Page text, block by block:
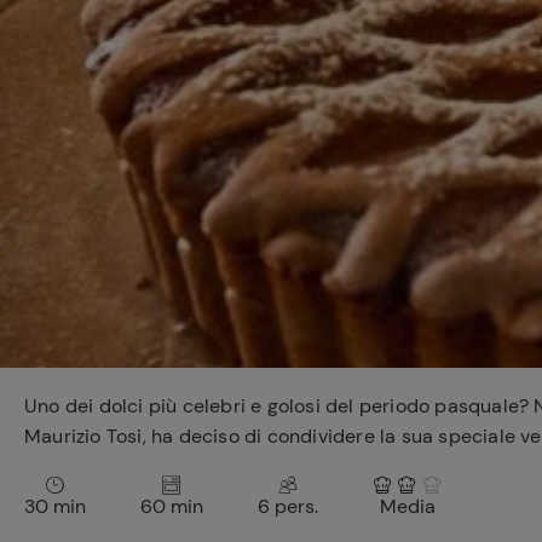
Cavolo romanesco al
forno con ‘nduja
Bisque di gamberi:
l'ideale per insaporire
i tuoi piatti di pesce!
Uno dei dolci più celebri e golosi del periodo pasquale?
Maurizio Tosi, ha deciso di condividere la sua speciale
30 min 60 min 6 pers. Media